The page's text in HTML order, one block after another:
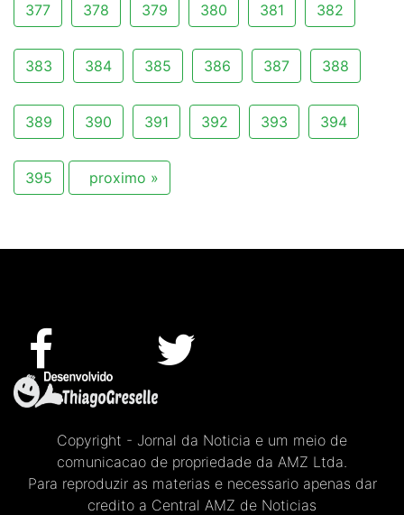
377 378 379 380 381 382
383 384 385 386 387 388
389 390 391 392 393 394
395 proximo »
Copyright - Jornal da Noticia e um meio de
comunicacao de propriedade da AMZ Ltda.
Para reproduzir as materias e necessario apenas dar
credito a Central AMZ de Noticias